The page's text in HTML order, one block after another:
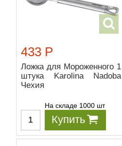
433 Р
Ложка для Мороженного 1
штука Karolina Nadoba
Чехия
На складе 1000 шт
Купить